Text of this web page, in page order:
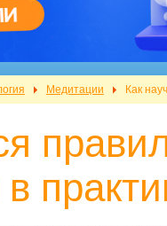
Медитации Как